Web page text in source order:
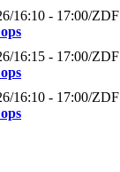
/16:10 - 17:00/ZDF
/16:15 - 17:00/ZDF
/16:10 - 17:00/ZDF